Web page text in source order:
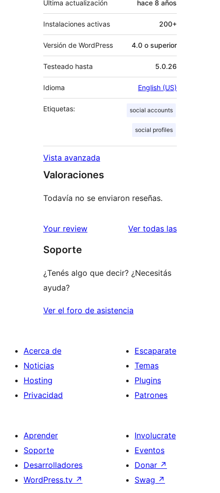
Última actualización hace 8 años
Instalaciones activas 200+
Versión de WordPress 4.0 o superior
Testeado hasta 5.0.26
Idioma English (US)
Etiquetas: social accounts
social profiles
Vista avanzada
Valoraciones
Todavía no se enviaron reseñas.
Your review Ver todas lasreseñas
Soporte
¿Tenés algo que decir? ¿Necesitás
ayuda?
Ver el foro de asistencia
Acerca de
Noticias
Hosting
Privacidad
Escaparate
Temas
Plugins
Patrones
Aprender
Soporte
Desarrolladores
WordPress.tv ↗
Involucrate
Eventos
Donar ↗
Swag ↗